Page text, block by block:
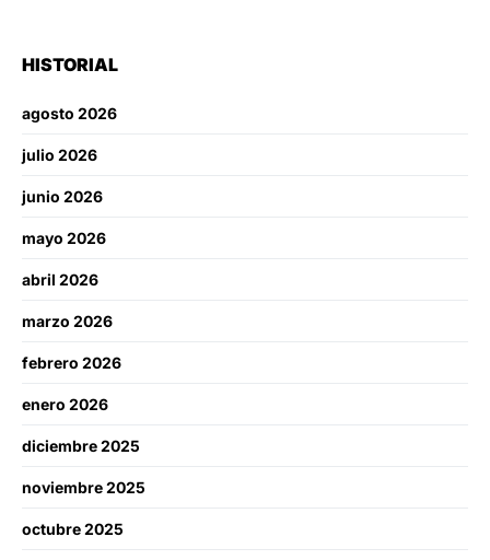
HISTORIAL
agosto 2026
julio 2026
junio 2026
mayo 2026
abril 2026
marzo 2026
febrero 2026
enero 2026
diciembre 2025
noviembre 2025
octubre 2025